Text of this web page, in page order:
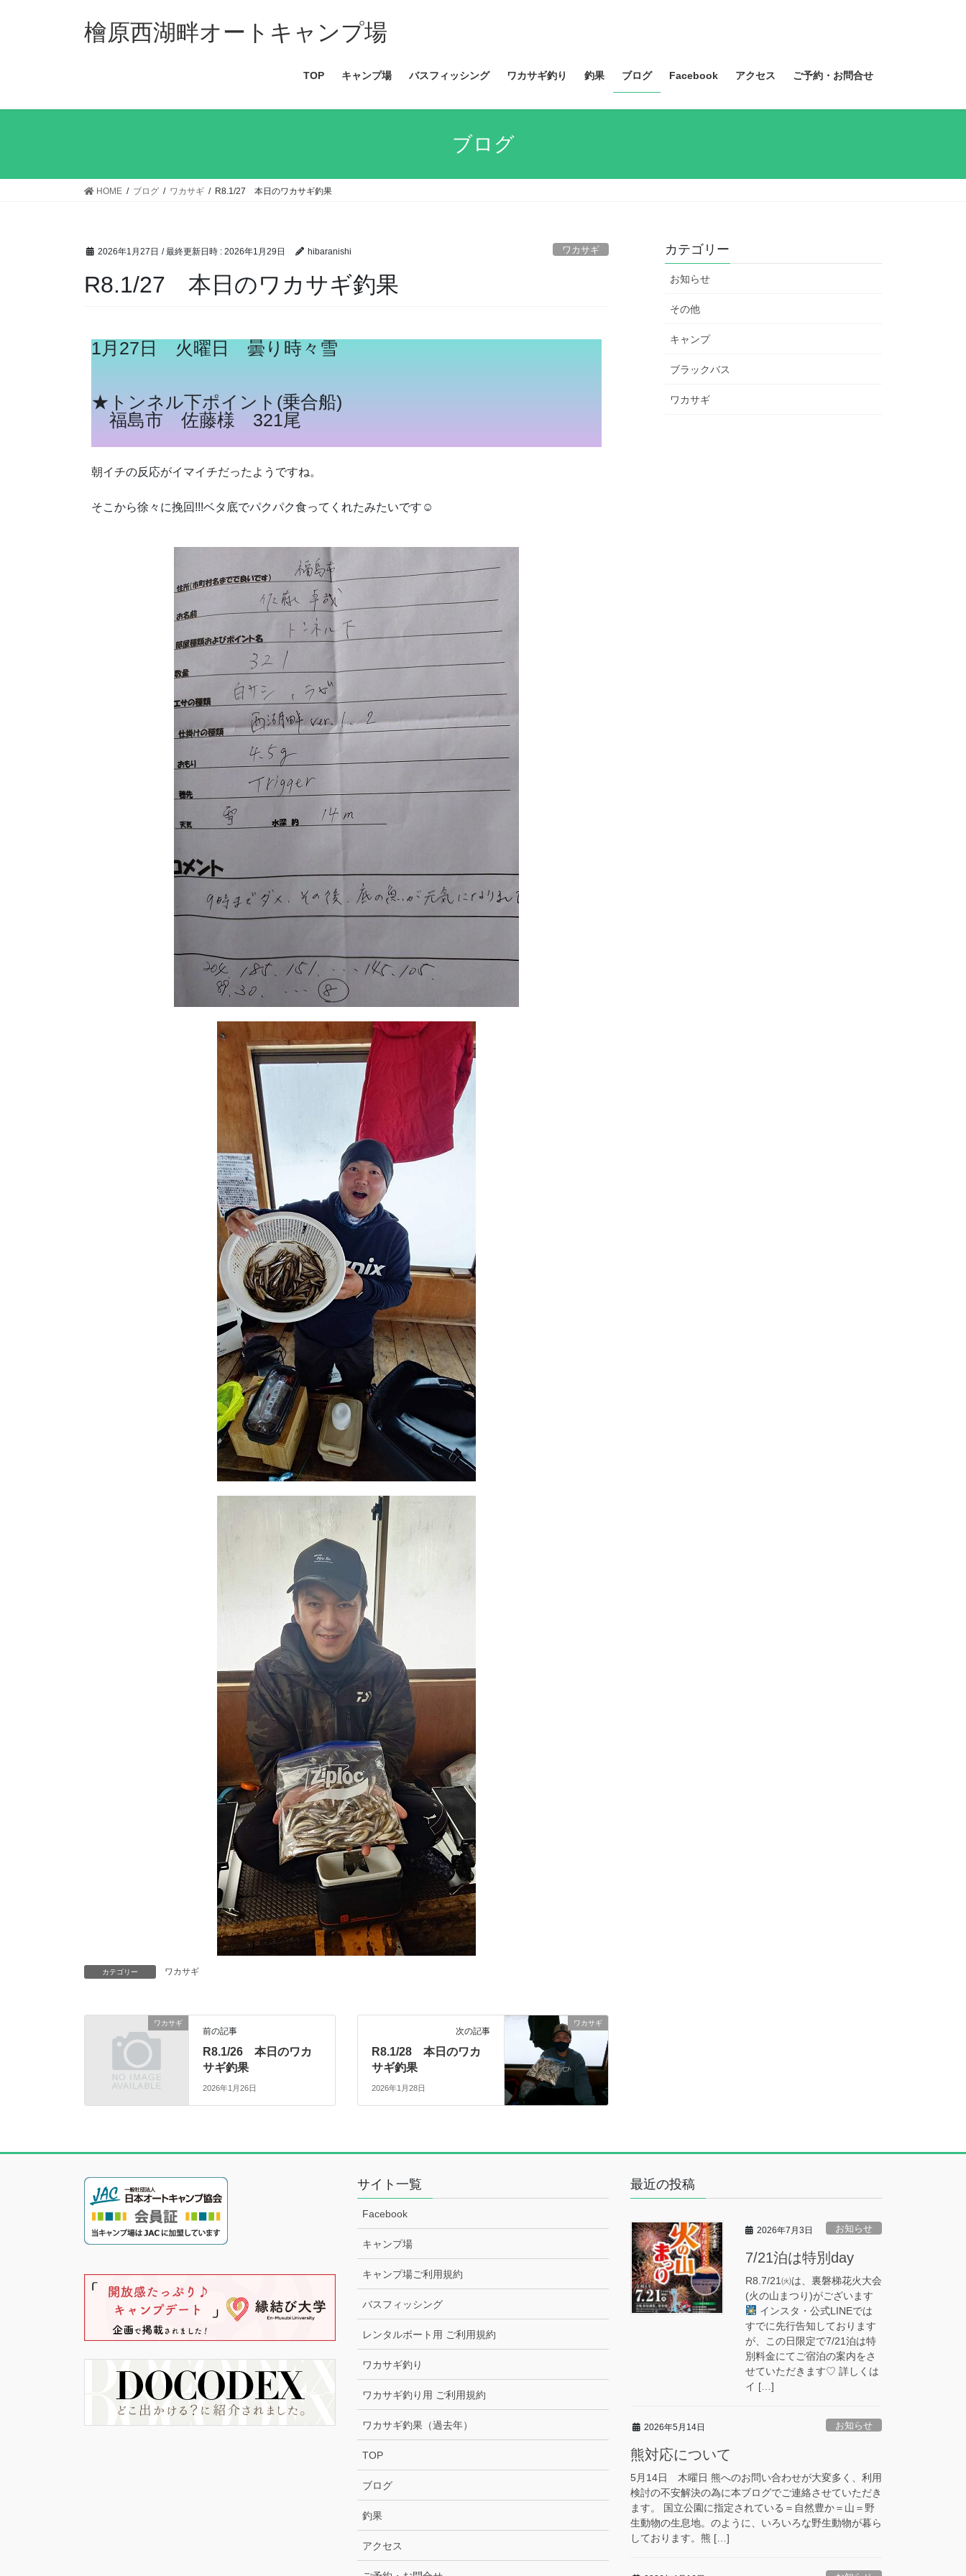
檜原西湖畔オートキャンプ場
TOP キャンプ場 バスフィッシング ワカサギ釣り 釣果 ブログ Facebook アクセス ご予約・お問合せ
ブログ
HOME ブログ ワカサギ R8.1/27 本日のワカサギ釣果
2026年1月27日 / 最終更新日時 : 2026年1月29日 hibaranishi ワカサギ
R8.1/27 本日のワカサギ釣果
1月27日 火曜日 曇り時々雪
★トンネル下ポイント(乗合船)
福島市 佐藤様 321尾
朝イチの反応がイマイチだったようですね。
そこから徐々に挽回!!!ベタ底でパクパク食ってくれたみたいです☺
カテゴリー ワカサギ
ワカサギ
前の記事
R8.1/26 本日のワカ
サギ釣果
2026年1月26日
ワカサギ
次の記事
R8.1/28 本日のワカ
サギ釣果
2026年1月28日
カテゴリー
お知らせ
その他
キャンプ
ブラックバス
ワカサギ
サイト一覧
Facebook
キャンプ場
キャンプ場ご利用規約
バスフィッシング
レンタルボート用 ご利用規約
ワカサギ釣り
ワカサギ釣り用 ご利用規約
ワカサギ釣果（過去年）
TOP
ブログ
釣果
アクセス
最近の投稿
2026年7月3日 お知らせ
7/21泊は特別day
R8.7/21㈫は、裏磐梯花火大会
(火の山まつり)がございます
インスタ・公式LINEでは
すでに先行告知しております
が、この日限定で7/21泊は特
別料金にてご宿泊の案内をさ
せていただきます♡ 詳しくは
イ […]
2026年5月14日 お知らせ
熊対応について
5月14日 木曜日 熊へのお問い合わせが大変多く、利用
検討の不安解決の為に本ブログでご連絡させていただき
ます。 国立公園に指定されている＝自然豊か＝山＝野
生動物の生息地。のように、いろいろな野生動物が暮ら
しております。熊 […]